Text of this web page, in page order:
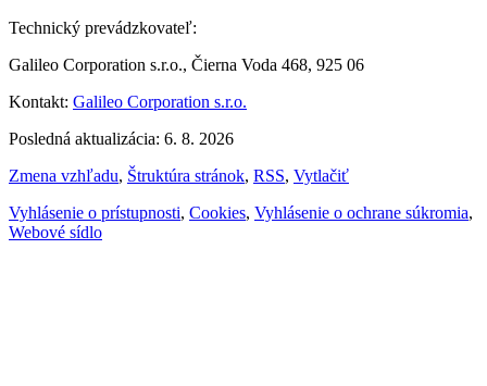
Technický prevádzkovateľ:
Galileo Corporation s.r.o., Čierna Voda 468, 925 06
Kontakt: Galileo Corporation s.r.o.
Posledná aktualizácia: 6. 8. 2026
Zmena vzhľadu, Štruktúra stránok, RSS, Vytlačiť
Vyhlásenie o prístupnosti, Cookies, Vyhlásenie o ochrane súkromia,
Webové sídlo